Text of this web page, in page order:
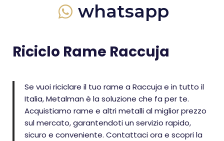
whatsapp
Riciclo Rame Raccuja
Se vuoi riciclare il tuo rame a Raccuja e in tutto il
Italia, Metalman è la soluzione che fa per te.
Acquistiamo rame e altri metalli al miglior prezzo
sul mercato, garantendoti un servizio rapido,
sicuro e conveniente. Contattaci ora e scopri la